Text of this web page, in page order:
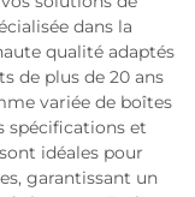
dans la
qualité adaptés
de plus de 20 ans
variée de boîtes
spécifications et
idéales pour
garantissant un